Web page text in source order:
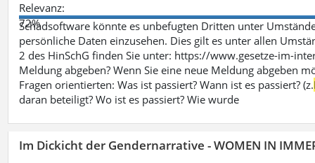
Relevanz:
72%
Schadsoftware könnte es unbefugten Dritten unter
persönliche Daten einzusehen. Dies gilt es unter allen
2 des HinSchG finden Sie unter: https://www.gesetze-im-
Meldung abgeben? Wenn Sie eine neue Meldung abgeben
Fragen orientierten: Was ist passiert? Wann ist es passiert? (z.
daran beteiligt? Wo ist es passiert? Wie wurde
Im Dickicht der Gendernarrative - WOMEN IN